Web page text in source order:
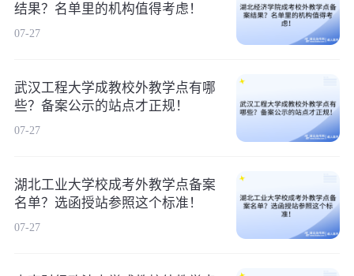
结果？名单里的机构值得考虑！
07-27
武汉工程大学成教校外教学点有哪
些？备案公示的站点才正规！
07-27
湖北工业大学校成考外教学点备案
名单？选函授站参照这个标准！
07-27